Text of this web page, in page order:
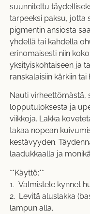
suunniteltu
tarpeeksi paksu, jotta
pigmentin ansiosta
yhdellä tai kahdella
erinomaisesti niin
yksityiskohtaiseen ja
ranskalaisiin kärkiin
Nauti
lopputuloksesta ja
viikkoja. Lakka
takaa nopean
kestävyyden.
laadukkaalla ja
**Käyttö:**
1. Valmistele kynnet
2. Levitä aluslakka
lampun alla.